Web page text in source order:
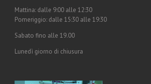
Mattina: dalle 9:00 alle 12:30
Pomeriggio: dalle 15:30 alle 19:30
Sabato fino alle 19.00
Lunedì giorno di chiusura